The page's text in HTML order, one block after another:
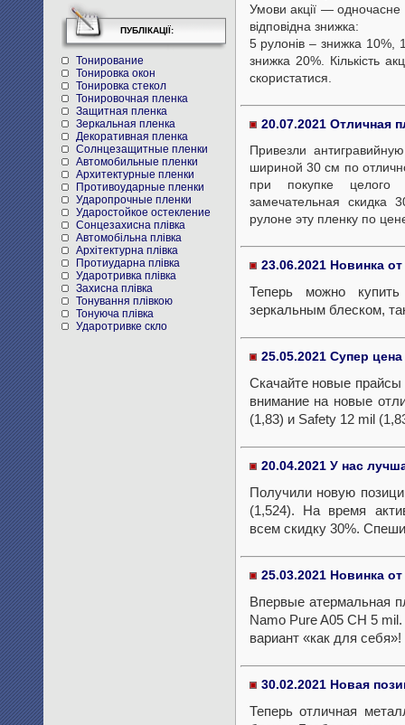
Умови акції — одночасне
відповідна знижка:
5 рулонів – знижка 10%,
знижка 20%. Кількість
скористатися.
20.07.2021 Отличная
Привезли
шириной 30 см по
при покупке
замечательная
рулоне эту пленку по
23.06.2021 Новинка
Теперь можно
зеркальным блеском,
25.05.2021 Супер
Скачайте новые прайсы
внимание на новые
(1,83) и Safety 12 mil
20.04.2021 У нас
Получили новую
(1,524). На время
всем скидку 30%.
25.03.2021 Новинка
Впервые атермальная
Namo Pure A05 CH 5
вариант «как для себя»!
30.02.2021 Новая
Теперь отличная
ПУБЛІКАЦІЇ:
Тонирование
Тонировка окон
Тонировка стекол
Тонировочная пленка
Защитная пленка
Зеркальная пленка
Декоративная пленка
Солнцезащитные пленки
Автомобильные пленки
Архитектурные пленки
Противоударные пленки
Ударопрочные пленки
Ударостойкое остекление
Cонцезахисна плівка
Автомобільна плівка
Архітектурна плівка
Протиударна плівка
Ударотривка плівка
Захисна плівка
Тонування плівкою
Тонуюча плівка
Ударотривке скло